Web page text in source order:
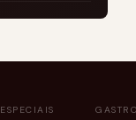
ESPECIAIS